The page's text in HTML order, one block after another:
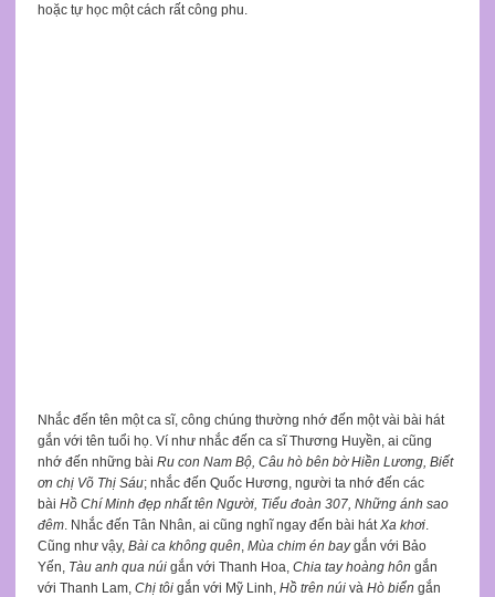
hoặc tự học một cách rất công phu.
Nhắc đến tên một ca sĩ, công chúng thường nhớ đến một vài bài hát
gắn với tên tuổi họ. Ví như nhắc đến ca sĩ Thương Huyền, ai cũng
nhớ đến những bài Ru con Nam Bộ, Câu hò bên bờ Hiền Lương, Biết
ơn chị Võ Thị Sáu; nhắc đến Quốc Hương, người ta nhớ đến các
bài Hồ Chí Minh đẹp nhất tên Người, Tiểu đoàn 307, Những ánh sao
đêm. Nhắc đến Tân Nhân, ai cũng nghĩ ngay đến bài hátXa khơi.
Cũng như vậy, Bài ca không quên, Mùa chim én baygắn với Bảo
Yến, Tàu anh qua núigắn với Thanh Hoa, Chia tay hoàng hôn gắn
với Thanh Lam, Chị tôigắn với Mỹ Linh, Hồ trên núivà Hò biển gắn